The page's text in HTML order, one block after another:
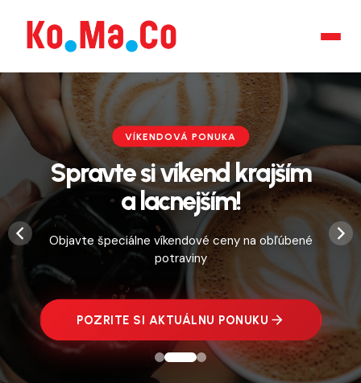
obsah
VÍKENDOVÁ PONUKA
Spravte si víkend krajším
a lacnejším!
Objavte špeciálne víkendové ceny na obľúbené
potraviny
POZRITE SI AKTUÁLNU PONUKU